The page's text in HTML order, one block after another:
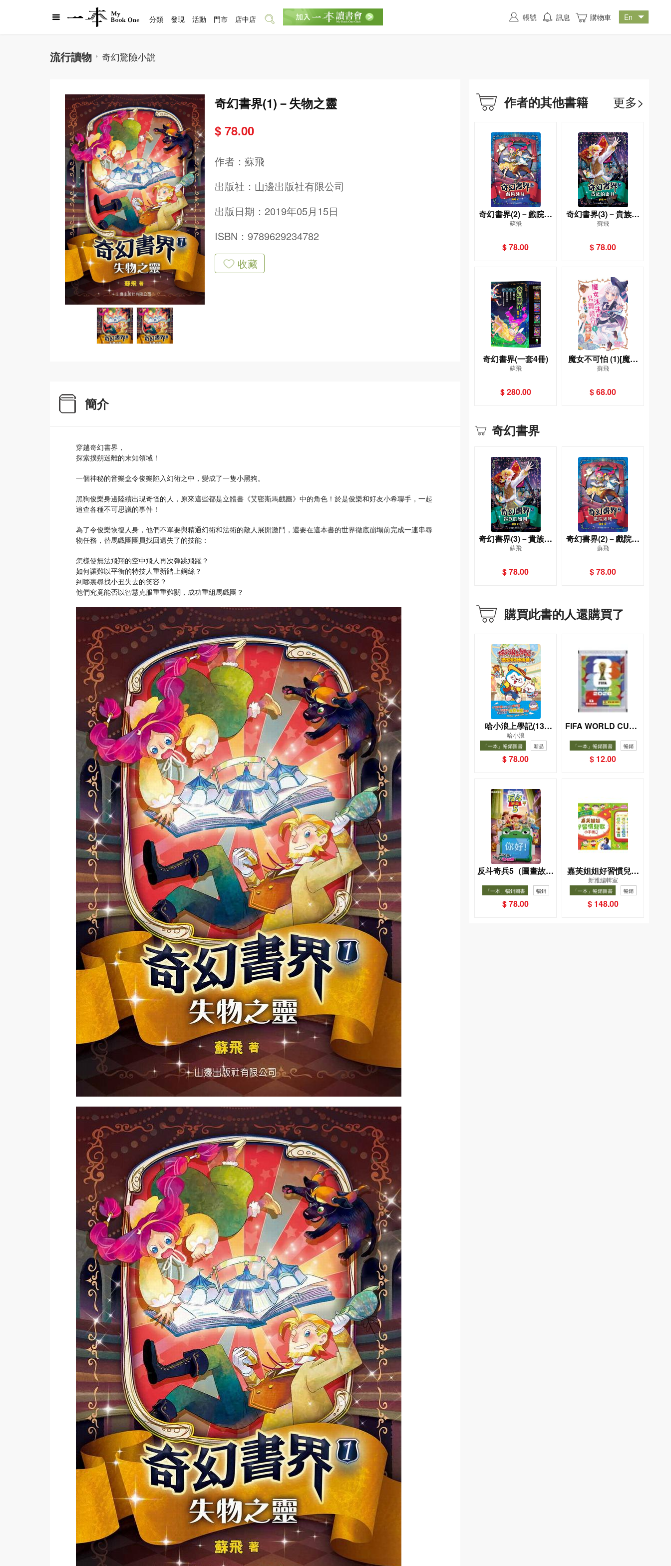
流行讀物 奇幻驚險小說
奇幻書界(1)－失物之靈
$ 78.00
作者： 蘇飛
出版社： 山邊出版社有限公司
出版日期：2019年05月15日
ISBN：9789629234782
收藏
簡介
穿越奇幻書界，
探索撲朔迷離的末知領域！
一個神秘的音樂盒令俊樂陷入幻術之中，變成了一隻小黑狗。
黑狗俊樂身邊陸續出現奇怪的人，原來這些都是立體書《艾密斯馬戲團》中的角色！於是俊樂和好友小希聯手，一起
追查各種不可思議的事件！
為了令俊樂恢復人身，他們不單要與精通幻術和法術的敵人展開激鬥，還要在這本書的世界徹底崩塌前完成一連串尋
物任務，替馬戲團團員找回遺失了的技能：
怎樣使無法飛翔的空中飛人再次彈跳飛躍？
如何讓難以平衡的特技人重新踏上鋼絲？
到哪裏尋找小丑失去的笑容？
他們究竟能否以智慧克服重重難關，成功重組馬戲團？
作者的其他書籍 更多>
奇幻書界(2)－戲院迷
域
蘇飛
$ 78.00
奇幻書界(3)－貴族的
審判
蘇飛
$ 78.00
奇幻書界(一套4冊)
蘇飛
$ 280.00
魔女不可怕 (1)[魔女
沫沫的另類修行]
蘇飛
$ 68.00
奇幻書界
奇幻書界(3)－貴族的
審判
蘇飛
$ 78.00
奇幻書界(2)－戲院迷
域
蘇飛
$ 78.00
購買此書的人還購買了
哈小浪上學記(13)
——逃出神奇博物館
哈小浪
「一本」暢銷圖書
新品
暢銷
$ 78.00
FIFA WORLD CUP 2
貼紙包）
「一本」暢銷圖書 暢銷
$ 12.00
反斗奇兵5（圖畫故事
版）
「一本」暢銷圖書 暢銷
$ 78.00
嘉芙姐姐好習慣兒歌
小手機
新雅編輯室
「一本」暢銷圖書 暢銷
$ 148.00
分類 發現 活動 門市 店中店 帳號 訊息 購物車